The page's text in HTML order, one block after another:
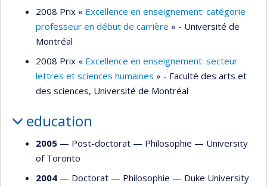
2008 Prix « Excellence en enseignement: catégorie
professeur en début de carrière » - Université de
Montréal
2008 Prix « Excellence en enseignement: secteur
lettres et sciences humaines » - Faculté des arts et
des sciences, Université de Montréal
education
2005 — Post-doctorat — Philosophie — University
of Toronto
2004 — Doctorat — Philosophie — Duke University